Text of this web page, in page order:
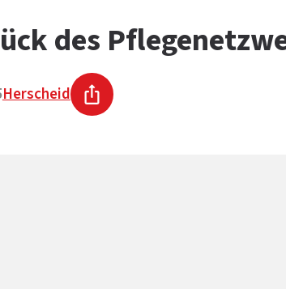
des
Herscheid